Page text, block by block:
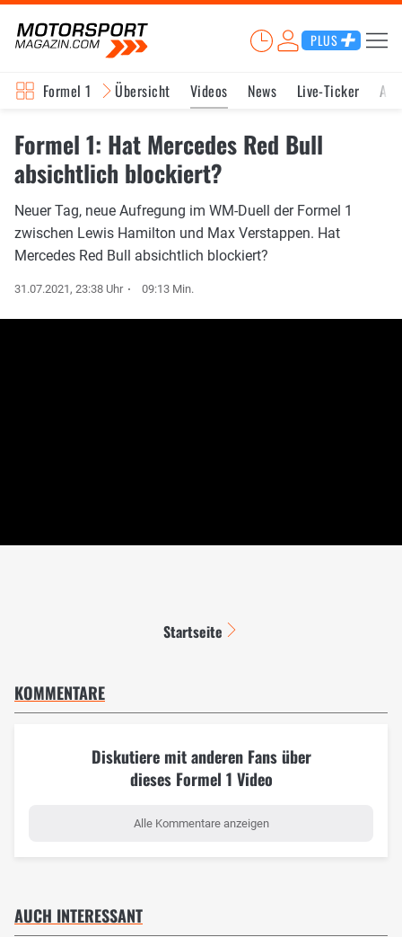
PLUS
Formel 1 Übersicht Videos News Live-Ticker
Formel 1: Hat Mercedes Red Bull
absichtlich blockiert?
Neuer Tag, neue Aufregung im WM-Duell der Formel 1
zwischen Lewis Hamilton und Max Verstappen. Hat
Mercedes Red Bull absichtlich blockiert?
31.07.2021, 23:38 Uhr 09:13 Min.
Startseite
KOMMENTARE
Diskutiere mit anderen Fans über
dieses Formel 1 Video
Alle Kommentare anzeigen
AUCH INTERESSANT